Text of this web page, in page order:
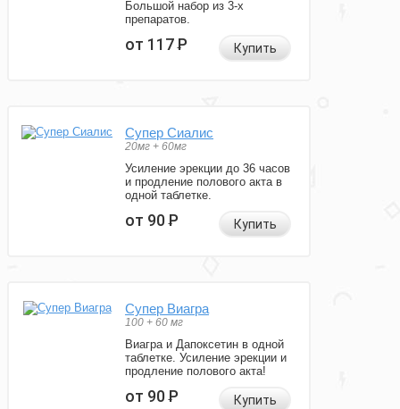
Большой набор из 3-х
препаратов.
от 117Р Купить
Супер Сиалис
20мг + 60мг
Усиление эрекции до 36 часов
и продление полового акта в
одной таблетке.
от 90Р Купить
Супер Виагра
100 + 60 мг
Виагра и Дапоксетин в одной
таблетке. Усиление эрекции и
продление полового акта!
от 90Р Купить